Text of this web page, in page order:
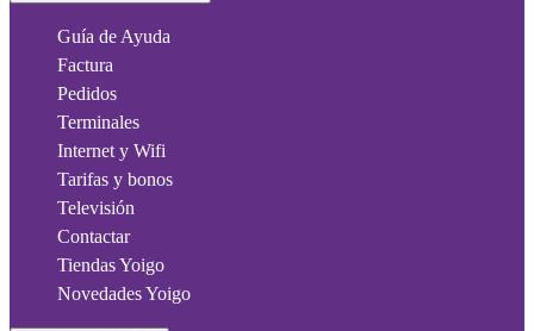
Guía de Ayuda
Factura
Pedidos
Terminales
Internet y Wifi
Tarifas y bonos
Televisión
Contactar
Tiendas Yoigo
Novedades Yoigo